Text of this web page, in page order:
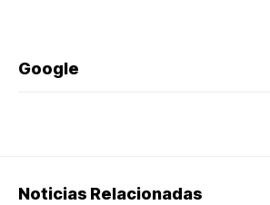
Google
Noticias Relacionadas